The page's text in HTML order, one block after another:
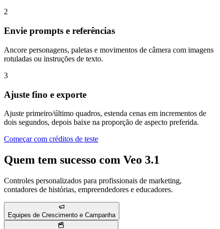
2
Envie prompts e referências
Ancore personagens, paletas e movimentos de câmera com imagens
rotuladas ou instruções de texto.
3
Ajuste fino e exporte
Ajuste primeiro/último quadros, estenda cenas em incrementos de
dois segundos, depois baixe na proporção de aspecto preferida.
Começar com créditos de teste
Quem tem sucesso com Veo 3.1
Controles personalizados para profissionais de marketing,
contadores de histórias, empreendedores e educadores.
Equipes de Crescimento e Campanha